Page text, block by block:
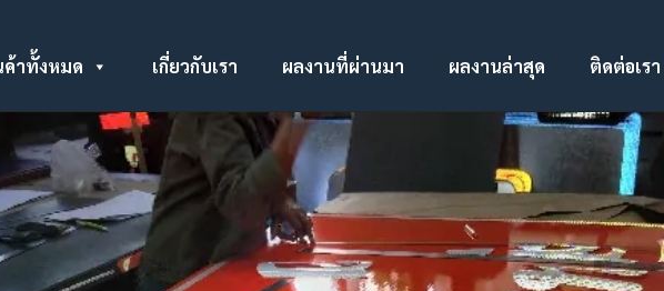
าทั้งหมด เกี่ยวกับเรา ผลงานที่ผ่านมา ผลงานล่าสุด ติดต่อเรา